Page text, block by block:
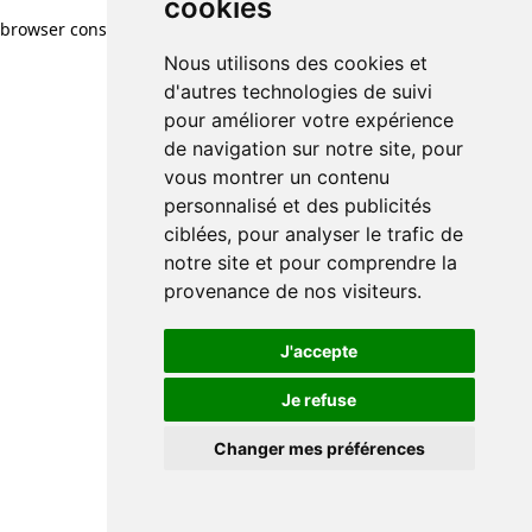
cookies
Nous utilisons des cookies et
d'autres technologies de suivi
pour améliorer votre expérience
de navigation sur notre site, pour
vous montrer un contenu
personnalisé et des publicités
ciblées, pour analyser le trafic de
notre site et pour comprendre la
provenance de nos visiteurs.
J'accepte
Je refuse
Changer mes préférences
browser console for more information)